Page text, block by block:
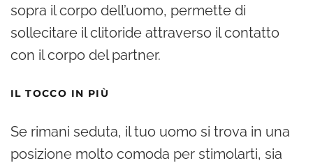
sopra il corpo dell’uomo, permette di
sollecitare il clitoride attraverso il contatto
con il corpo del partner.
IL TOCCO IN PIÙ
Se rimani seduta, il tuo uomo si trova in una
posizione molto comoda per stimolarti, sia